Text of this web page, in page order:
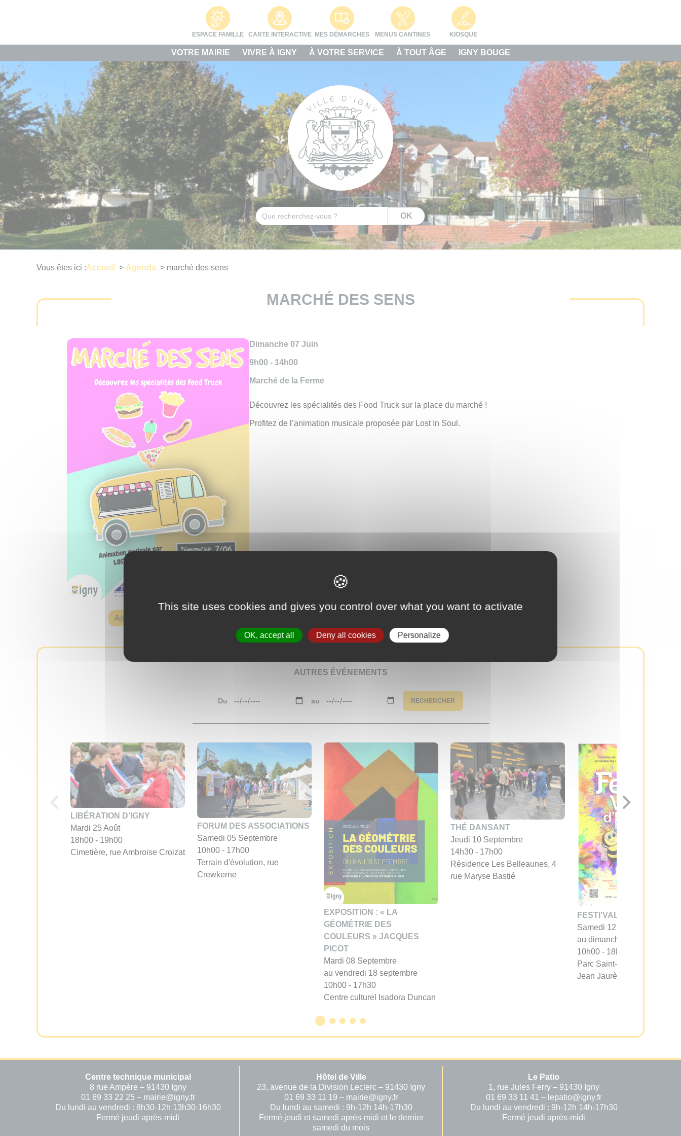
ESPACE FAMILLE CARTE INTERACTIVE MES DÉMARCHES MENUS CANTINES KIOSQUE
VOTRE MAIRIE VIVRE À IGNY À VOTRE SERVICE À TOUT ÂGE IGNY BOUGE
Rechercher OK
Vous êtes ici :Accueil > Agenda > marché des sens
MARCHÉ DES SENS
Ajouter à mon agenda
Dimanche 07 Juin
9h00 - 14h00
Marché de la Ferme
Découvrez les spécialités des Food Truck sur la place du marché !
Profitez de l’animation musicale proposée par Lost In Soul.
AUTRES ÉVÉNEMENTS
Du au RECHERCHER
LIBÉRATION D’IGNY
Mardi 25 Août
18h00 - 19h00
Cimetière, rue Ambroise Croizat
FORUM DES ASSOCIATIONS
Samedi 05 Septembre
10h00 - 17h00
Terrain d'évolution, rue
Crewkerne
EXPOSITION : « LA
GÉOMÉTRIE DES
COULEURS » JACQUES
PICOT
Mardi 08 Septembre
au vendredi 18 septembre
10h00 - 17h30
Centre culturel Isadora Duncan
THÉ DANSANT
Jeudi 10 Septembre
14h30 - 17h00
Résidence Les Belleaunes, 4
rue Maryse Bastié
FESTI’VALLÉE
Samedi 12 Septembre
au dimanche 13 septembre
10h00 - 18h30
Parc Saint-Nicolas, avenue
Jean Jaurès
Centre technique municipal
8 rue Ampère – 91430 Igny
01 69 33 22 25 – mairie@igny.fr
Du lundi au vendredi : 8h30-12h 13h30-16h30
Fermé jeudi après-midi
Hôtel de Ville
23, avenue de la Division Leclerc – 91430 Igny
01 69 33 11 19 – mairie@igny.fr
Du lundi au samedi : 9h-12h 14h-17h30
Fermé jeudi et samedi après-midi et le dernier
samedi du mois
Le Patio
1, rue Jules Ferry – 91430 Igny
01 69 33 11 41 – lepatio@igny.fr
Du lundi au vendredi : 9h-12h 14h-17h30
Fermé jeudi après-midi
This site uses cookies and gives you control over what you want to activate
OK, accept all Deny all cookies Personalize